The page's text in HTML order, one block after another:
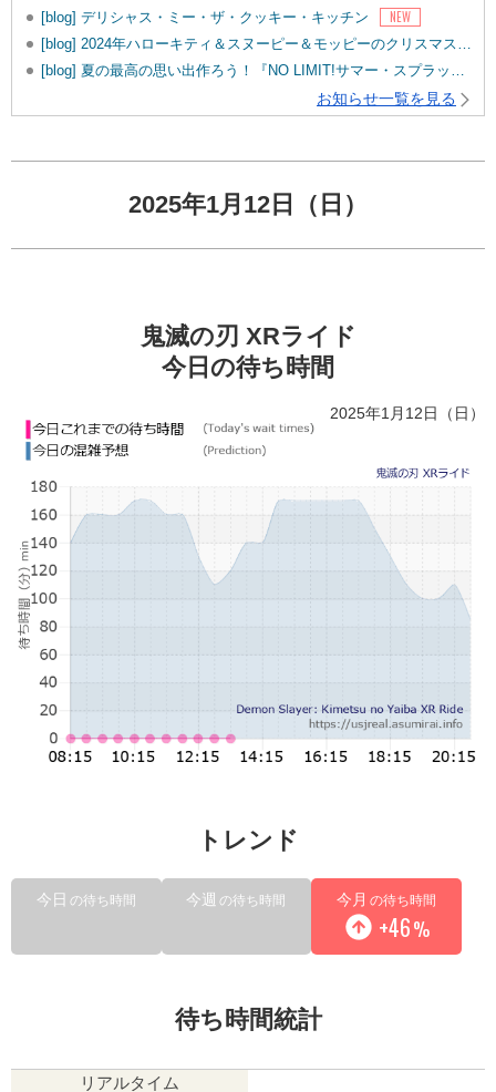
[blog] デリシャス・ミー・ザ・クッキー・キッチン
[blog] 2024年ハローキティ＆スヌーピー＆モッピーのクリスマスグッズ♡
[blog] 夏の最高の思い出作ろう！『NO LIMIT!サマー・スプラッシュ・パレード』
お知らせ一覧を見る
2025年1月12日（日）
鬼滅の刃 XRライド
今日の待ち時間
2025年1月12日（日）
トレンド
今日 の待ち時間 今週 の待ち時間 今月 の待ち時間
+46%
待ち時間統計
リアルタイム